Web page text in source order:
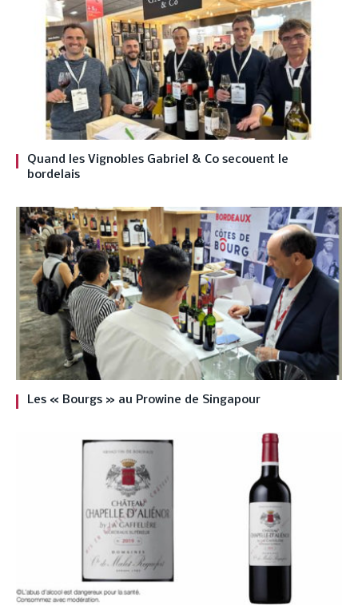
Quand les Vignobles Gabriel & Co secouent le
bordelais
Les « Bourgs » au Prowine de Singapour